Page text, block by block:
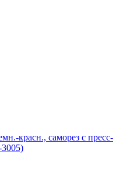
красн., саморез с пресс-